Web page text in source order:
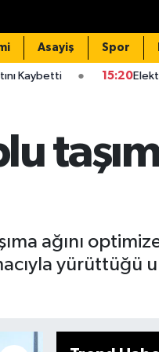
Asayiş Spor
15:20Elektrik Arızasını
ağını
yürüttüğü